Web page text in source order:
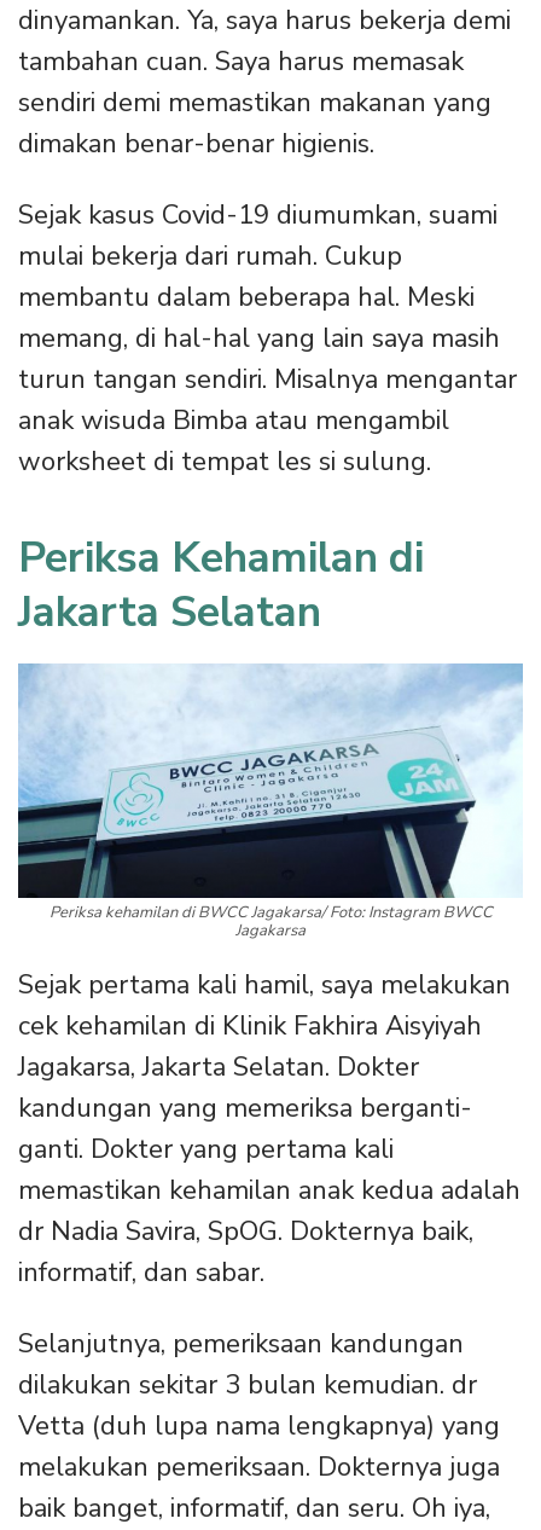
dinyamankan. Ya, saya harus bekerja demi
tambahan cuan. Saya harus memasak
sendiri demi memastikan makanan yang
dimakan benar-benar higienis.
Sejak kasus Covid-19 diumumkan, suami
mulai bekerja dari rumah. Cukup
membantu dalam beberapa hal. Meski
memang, di hal-hal yang lain saya masih
turun tangan sendiri. Misalnya mengantar
anak wisuda Bimba atau mengambil
worksheet di tempat les si sulung.
Periksa Kehamilan di
Jakarta Selatan
Periksa kehamilan di BWCC Jagakarsa/ Foto: Instagram BWCC
Jagakarsa
Sejak pertama kali hamil, saya melakukan
cek kehamilan di Klinik Fakhira Aisyiyah
Jagakarsa, Jakarta Selatan. Dokter
kandungan yang memeriksa berganti-
ganti. Dokter yang pertama kali
memastikan kehamilan anak kedua adalah
dr Nadia Savira, SpOG. Dokternya baik,
informatif, dan sabar.
Selanjutnya, pemeriksaan kandungan
dilakukan sekitar 3 bulan kemudian. dr
Vetta (duh lupa nama lengkapnya) yang
melakukan pemeriksaan. Dokternya juga
baik banget, informatif, dan seru. Oh iya,